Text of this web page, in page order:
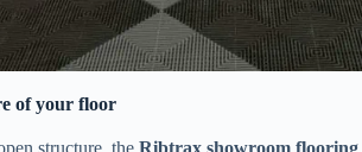
of your floor
structure, theRibtrax showroom flooring